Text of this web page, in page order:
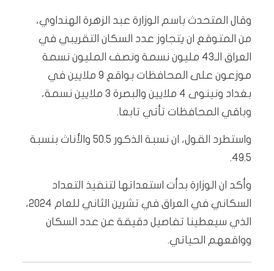
وقال المتحدث باسم الوزارة عبد الزهرة الهنداوي،
من المتوقع ان يتجاوز عدد السكان التقريبي في
العراق الـ43 مليون نسمة ونصف المليون نسمة
موزعون على المحافظات بواقع 9 ملايين في
بغداد ونينوى 4 ملايين والبصرة 3 ملايين نسمة،
وباقي المحافظات تأتي تابعا.
واستطرد القول، ان نسبة الذكور 50.5 والأناث بنسبة
49.5.
وأكد ان الوزارة بدأت استعداتها لتنفيذ التعداد
السكاني في العراق في تشرين الثاني للعام 2024،
الذي سيعطينا تفاصيل دقيقة عن عدد السكان
وواقعهم الحياتي.